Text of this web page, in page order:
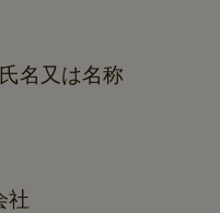
名又は名称
社